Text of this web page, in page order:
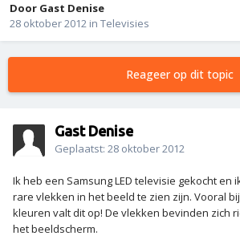
Door Gast Denise
28 oktober 2012 in Televisies
Reageer op dit topic
Gast Denise
Geplaatst: 28 oktober 2012
Ik heb een Samsung LED televisie gekocht en
rare vlekken in het beeld te zien zijn. Vooral
kleuren valt dit op! De vlekken bevinden zich
het beeldscherm.